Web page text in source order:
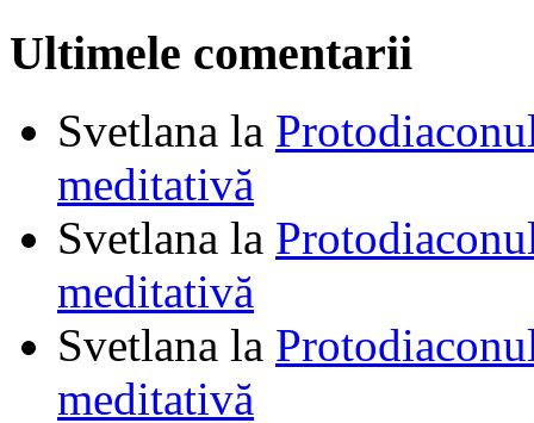
Ultimele comentarii
Svetlana la
meditativă
Svetlana la
meditativă
Svetlana la
meditativă